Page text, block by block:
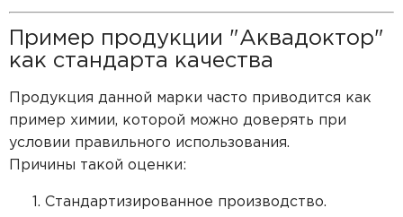
Пример продукции "Аквадоктор"
как стандарта качества
Продукция данной марки часто приводится как
пример химии, которой можно доверять при
условии правильного использования.
Причины такой оценки:
Стандартизированное производство.